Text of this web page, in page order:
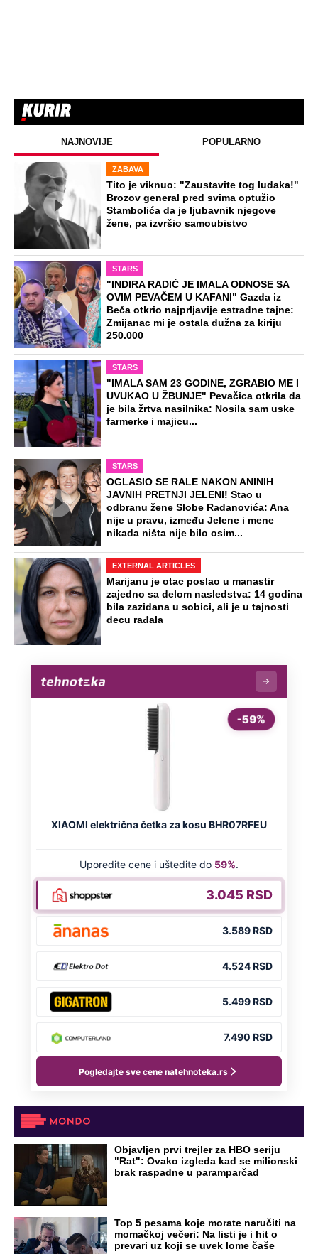
NAJNOVIJE POPULARNO
ZABAVA
Tito je viknuo: "Zaustavite tog ludaka!"
Brozov general pred svima optužio
Stambolića da je ljubavnik njegove
žene, pa izvršio samoubistvo
STARS
"INDIRA RADIĆ JE IMALA ODNOSE SA
OVIM PEVAČEM U KAFANI" Gazda iz
Beča otkrio najprljavije estradne tajne:
Zmijanac mi je ostala dužna za kiriju
250.000
STARS
"IMALA SAM 23 GODINE, ZGRABIO ME I
UVUKAO U ŽBUNJE" Pevačica otkrila da
je bila žrtva nasilnika: Nosila sam uske
farmerke i majicu...
STARS
OGLASIO SE RALE NAKON ANINIH
JAVNIH PRETNJI JELENI! Stao u
odbranu žene Slobe Radanovića: Ana
nije u pravu, između Jelene i mene
nikada ništa nije bilo osim...
EXTERNAL ARTICLES
Marijanu je otac poslao u manastir
zajedno sa delom nasledstva: 14 godina
bila zazidana u sobici, ali je u tajnosti
decu rađala
Objavljen prvi trejler za HBO seriju
"Rat": Ovako izgleda kad se milionski
brak raspadne u paramparčad
Top 5 pesama koje morate naručiti na
momačkoj večeri: Na listi je i hit o
prevari uz koji se uvek lome čaše